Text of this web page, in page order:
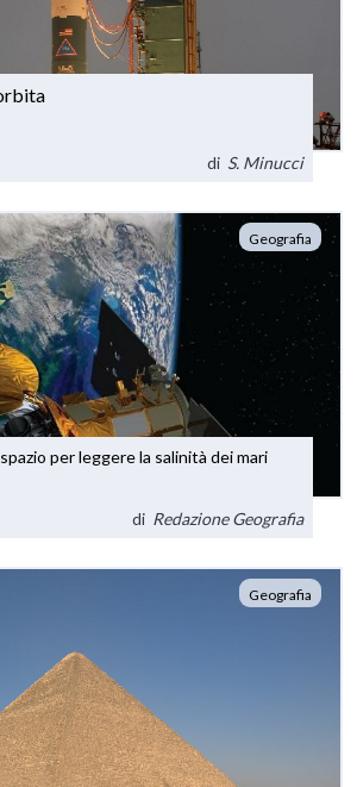
di S. Minucci
Geografia
per leggere la salinità dei mari
di Redazione Geografia
Geografia